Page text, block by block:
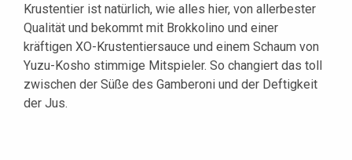
Krustentier ist natürlich, wie alles hier, von allerbester
Qualität und bekommt mit Brokkolino und einer
kräftigen XO-Krustentiersauce und einem Schaum von
Yuzu-Kosho stimmige Mitspieler. So changiert das toll
zwischen der Süße des Gamberoni und der Deftigkeit
der Jus.